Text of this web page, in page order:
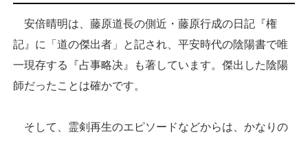
安倍晴明は、藤原道長の側近・藤原行成の日記『権
記』に「道の傑出者」と記され、平安時代の陰陽書で唯
一現存する『占事略决』も著しています。傑出した陰陽
師だったことは確かです。
そして、霊剣再生のエピソードなどからは、かなりの